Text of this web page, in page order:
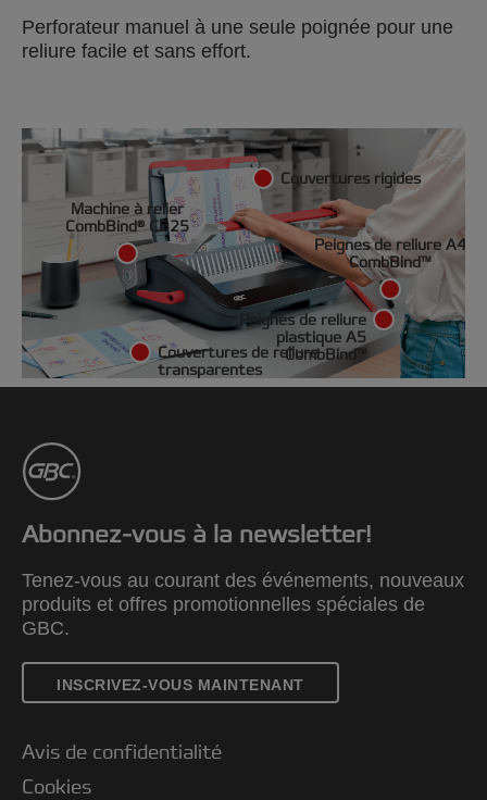
Perforateur manuel à une seule poignée pour une
reliure facile et sans effort.
Machine à relier
CombBind® CB25
Peignes de reliure A4
CombBind™
Peignes de reliure
plastique A5
CombBind™
Couvertures de reliure
transparentes
Couvertures rigides
Abonnez-vous à la newsletter!
Tenez-vous au courant des événements, nouveaux
produits et offres promotionnelles spéciales de
GBC.
INSCRIVEZ-VOUS MAINTENANT
Avis de confidentialité
Cookies